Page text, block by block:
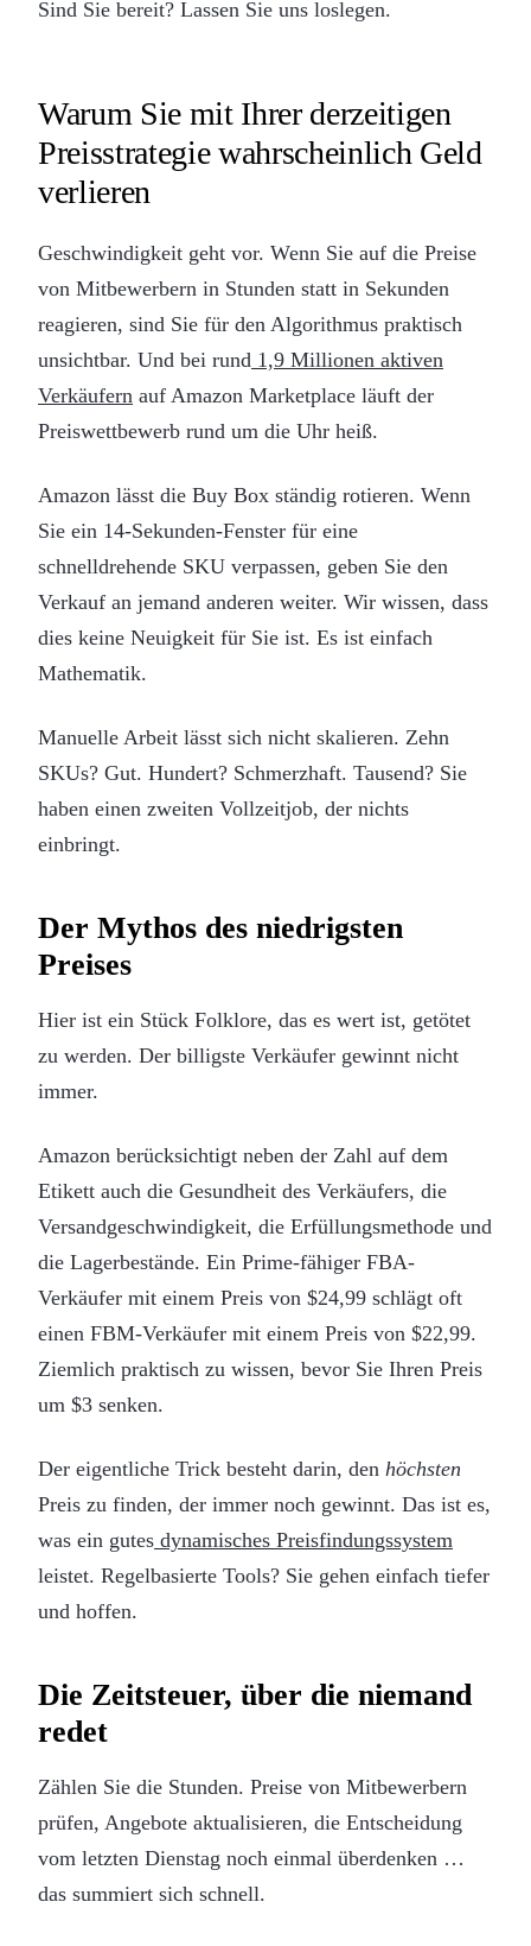
Sind Sie bereit? Lassen Sie uns loslegen.
Warum Sie mit Ihrer derzeitigen
Preisstrategie wahrscheinlich Geld
verlieren
Geschwindigkeit geht vor. Wenn Sie auf die Preise
von Mitbewerbern in Stunden statt in Sekunden
reagieren, sind Sie für den Algorithmus praktisch
unsichtbar. Und bei rund 1,9 Millionen aktiven
Verkäufern auf Amazon Marketplace läuft der
Preiswettbewerb rund um die Uhr heiß.
Amazon lässt die Buy Box ständig rotieren. Wenn
Sie ein 14-Sekunden-Fenster für eine
schnelldrehende SKU verpassen, geben Sie den
Verkauf an jemand anderen weiter. Wir wissen, dass
dies keine Neuigkeit für Sie ist. Es ist einfach
Mathematik.
Manuelle Arbeit lässt sich nicht skalieren. Zehn
SKUs? Gut. Hundert? Schmerzhaft. Tausend? Sie
haben einen zweiten Vollzeitjob, der nichts
einbringt.
Der Mythos des niedrigsten
Preises
Hier ist ein Stück Folklore, das es wert ist, getötet
zu werden. Der billigste Verkäufer gewinnt nicht
immer.
Amazon berücksichtigt neben der Zahl auf dem
Etikett auch die Gesundheit des Verkäufers, die
Versandgeschwindigkeit, die Erfüllungsmethode und
die Lagerbestände. Ein Prime-fähiger FBA-
Verkäufer mit einem Preis von $24,99 schlägt oft
einen FBM-Verkäufer mit einem Preis von $22,99.
Ziemlich praktisch zu wissen, bevor Sie Ihren Preis
um $3 senken.
Der eigentliche Trick besteht darin, den höchsten
Preis zu finden, der immer noch gewinnt. Das ist es,
was ein gutes dynamisches Preisfindungssystem
leistet. Regelbasierte Tools? Sie gehen einfach tiefer
und hoffen.
Die Zeitsteuer, über die niemand
redet
Zählen Sie die Stunden. Preise von Mitbewerbern
prüfen, Angebote aktualisieren, die Entscheidung
vom letzten Dienstag noch einmal überdenken …
das summiert sich schnell.